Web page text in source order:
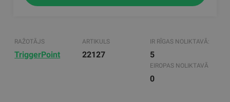
RAŽOTĀJS
TriggerPoint
ARTIKULS
22127
IR RĪGAS NOLIKTAVĀ:
5
EIROPAS NOLIKTAVĀ
0